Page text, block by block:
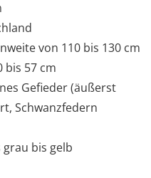
von 110 bis 130 cm
bis 57 cm
Gefieder (äußerst
Schwanzfedern
bis gelb